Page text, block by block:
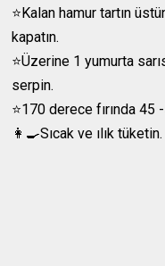
⭐️Kalan hamur tartın
kapatın.
⭐️Üzerine 1 yumurta
serpin.
⭐️170 derece fırında
👩‍🍳Sıcak ve ılık tüketin.